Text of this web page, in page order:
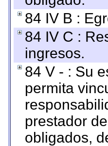
84 IV B :
84 IV C :
ingresos.
84 V - : Su
permita
prestador
obligados,